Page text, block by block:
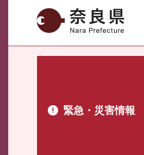
奈良県
緊急・災害情報